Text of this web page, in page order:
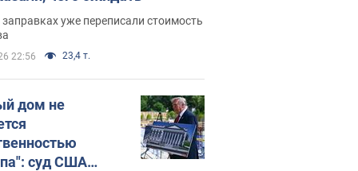
уже переписали стоимость
22:56 23,4 т.
дом не
суд США